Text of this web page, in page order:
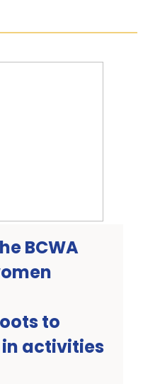
BCWA
to
activities